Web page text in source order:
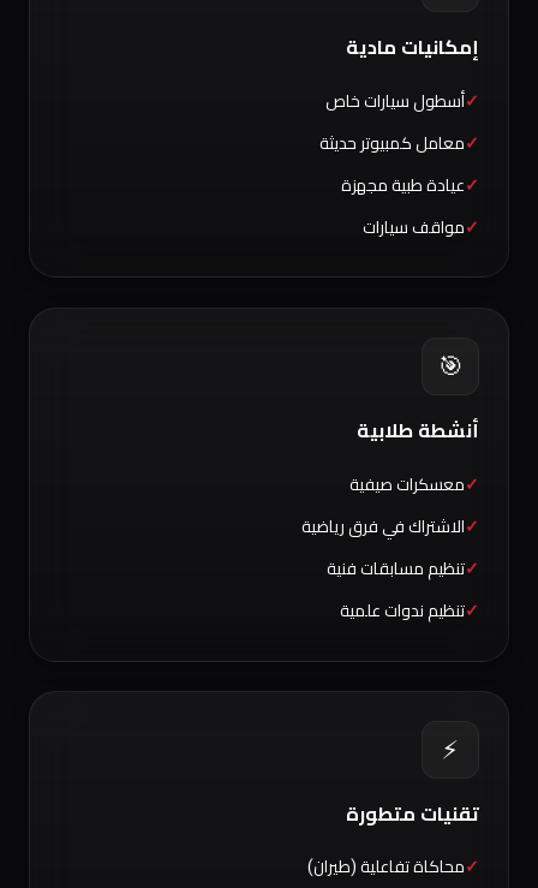
إمكانيات مادية
أسطول سيارات خاص
معامل كمبيوتر حديثة
عيادة طبية مجهزة
مواقف سيارات
🎯
أنشطة طلابية
معسكرات صيفية
الاشتراك في فرق رياضية
تنظيم مسابقات فنية
تنظيم ندوات علمية
⚡
تقنيات متطورة
محاكاة تفاعلية (طيران)